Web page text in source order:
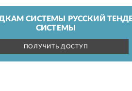
СИСТЕМЫ РУССКИЙ
СИСТЕМЫ
ПОЛУЧИТЬ ДОСТУП